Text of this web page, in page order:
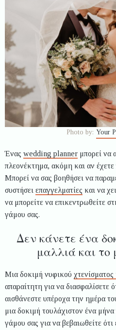
Photo by: Your
Ένας wedding planner μπορεί να
πλεονέκτημα, ακόμη και αν
Μπορεί να σας βοηθήσει να
συστήσει επαγγελματίες και να
να μπορείτε να επικεντρωθείτε
γάμου σας.
Δεν κάνετε ένα
μαλλιά και το
Μια δοκιμή νυφικού χτενίσματος
απαραίτητη για να διασφαλίσετε
αισθάνεστε υπέροχα την ημέρα
μια δοκιμή τουλάχιστον ένα
γάμου σας για να βεβαιωθείτε ότι